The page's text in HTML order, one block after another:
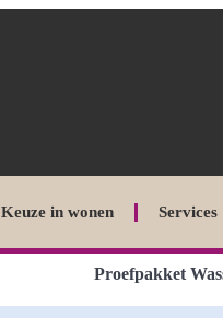
Keuze in wonen Services
Proefpakket